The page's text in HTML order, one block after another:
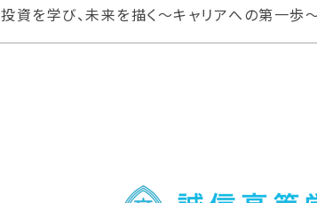
投資を学び、未来を描く〜キャリアへの第一歩